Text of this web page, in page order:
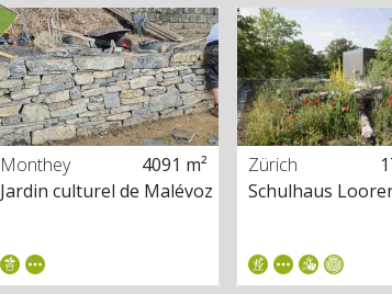
Monthey
4091 m²
Jardin culturel de Malévoz
Zürich
Schulhaus